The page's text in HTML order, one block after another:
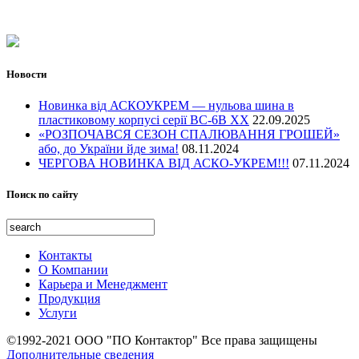
Культурное и историческое наследие
Открытые площадки и места
Жилье и услуги
Образование, иследование и здоровье
Новости
Новинка від АСКОУКРЕМ — нульова шина в
пластиковому корпусі серії ВС-6В ХХ 22.09.2025
«РОЗПОЧАВСЯ СЕЗОН СПАЛЮВАННЯ ГРОШЕЙ»
або, до України йде зима! 08.11.2024
ЧЕРГОВА НОВИНКА ВІД АСКО-УКРЕМ!!! 07.11.2024
Поиск по сайту
Контакты
О Компании
Карьера и Менеджмент
Продукция
Услуги
©1992-2021 ООО "ПО Контактор" Все права защищены
Дополнительные сведения